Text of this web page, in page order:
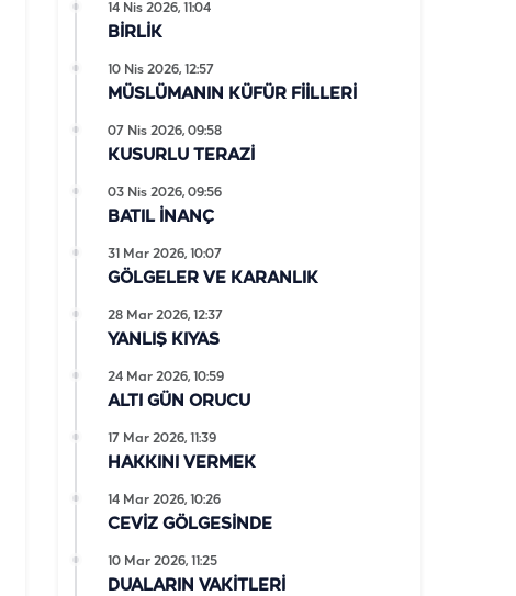
BİRLİK
14 Nis 2026, 11:04
MÜSLÜMANIN KÜFÜR FİİLLERİ
10 Nis 2026, 12:57
KUSURLU TERAZİ
07 Nis 2026, 09:58
BATIL İNANÇ
03 Nis 2026, 09:56
GÖLGELER VE KARANLIK
31 Mar 2026, 10:07
YANLIŞ KIYAS
28 Mar 2026, 12:37
ALTI GÜN ORUCU
24 Mar 2026, 10:59
HAKKINI VERMEK
17 Mar 2026, 11:39
CEVİZ GÖLGESİNDE
14 Mar 2026, 10:26
DUALARIN VAKİTLERİ
10 Mar 2026, 11:25